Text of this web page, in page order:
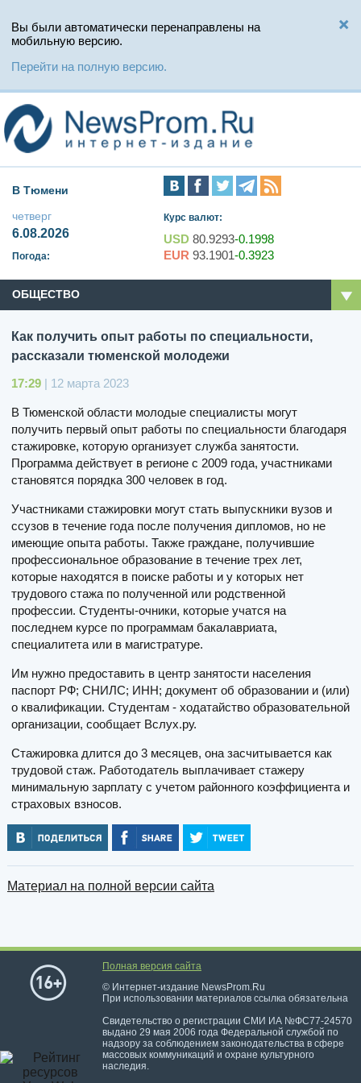
Вы были автоматически перенаправлены на
мобильную версию.
Перейти на полную версию.
В Тюмени
четверг
6.08.2026
Погода:
Курс валют:
USD 80.9293-0.1998
EUR 93.1901-0.3923
ОБЩЕСТВО
Как получить опыт работы по специальности,
рассказали тюменской молодежи
17:29 | 12 марта 2023
В Тюменской области молодые специалисты могут
получить первый опыт работы по специальности благодаря
стажировке, которую организует служба занятости.
Программа действует в регионе с 2009 года, участниками
становятся порядка 300 человек в год.
Участниками стажировки могут стать выпускники вузов и
ссузов в течение года после получения дипломов, но не
имеющие опыта работы. Также граждане, получившие
профессиональное образование в течение трех лет,
которые находятся в поиске работы и у которых нет
трудового стажа по полученной или родственной
профессии. Студенты-очники, которые учатся на
последнем курсе по программам бакалавриата,
специалитета или в магистратуре.
Им нужно предоставить в центр занятости населения
паспорт РФ; СНИЛС; ИНН; документ об образовании и (или)
о квалификации. Студентам - ходатайство образовательной
организации, сообщает Вслух.ру.
Стажировка длится до 3 месяцев, она засчитывается как
трудовой стаж. Работодатель выплачивает стажеру
минимальную зарплату с учетом районного коэффициента и
страховых взносов.
Материал на полной версии сайта
Полная версия сайта
© Интернет-издание NewsProm.Ru
При использовании материалов ссылка обязательна
Свидетельство о регистрации СМИ ИА №ФС77-24570
выдано 29 мая 2006 года Федеральной службой по
надзору за соблюдением законодательства в сфере
массовых коммуникаций и охране культурного
наследия.